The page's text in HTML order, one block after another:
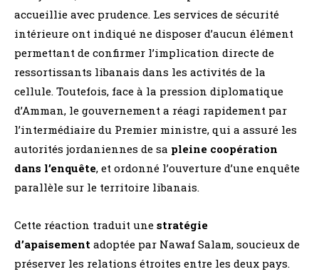
accueillie avec prudence. Les services de sécurité
intérieure ont indiqué ne disposer d’aucun élément
permettant de confirmer l’implication directe de
ressortissants libanais dans les activités de la
cellule. Toutefois, face à la pression diplomatique
d’Amman, le gouvernement a réagi rapidement par
l’intermédiaire du Premier ministre, qui a assuré les
autorités jordaniennes de sa pleine coopération
dans l’enquête, et ordonné l’ouverture d’une enquête
parallèle sur le territoire libanais.
Cette réaction traduit une stratégie
d’apaisement adoptée par Nawaf Salam, soucieux de
préserver les relations étroites entre les deux pays.